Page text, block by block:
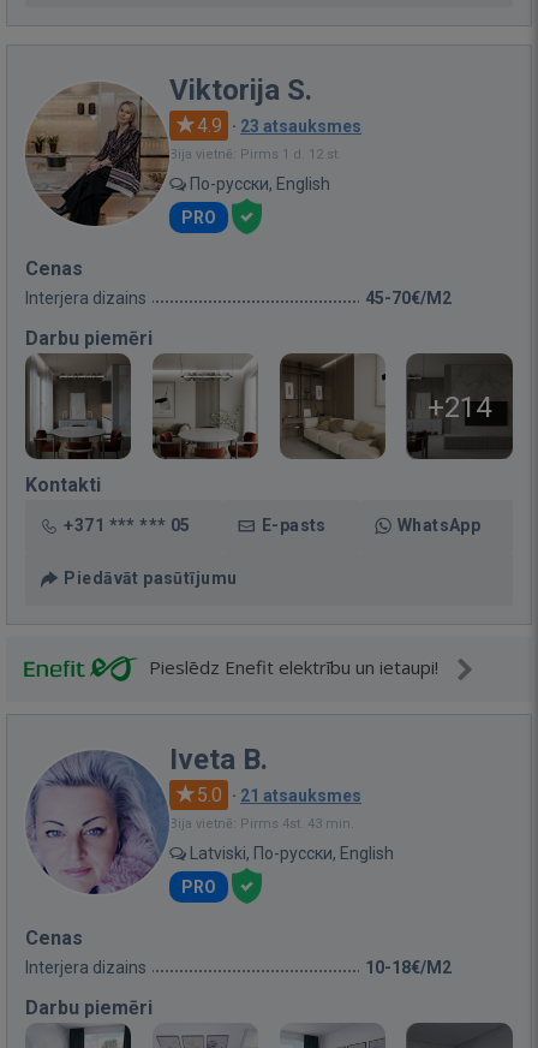
Viktorija S.
4.9 · 23 atsauksmes
Bija vietnē: Pirms 1 d. 12 st.
По-русски, English
PRO
Cenas
Interjera dizains 45-70€/M2
Darbu piemēri
+214
Kontakti
+371 *** *** 05 E-pasts WhatsApp
Piedāvāt pasūtījumu
Pieslēdz Enefit elektrību un ietaupi!
Iveta B.
5.0 · 21 atsauksmes
Bija vietnē: Pirms 4st. 43 min.
Latviski, По-русски, English
PRO
Cenas
Interjera dizains 10-18€/M2
Darbu piemēri